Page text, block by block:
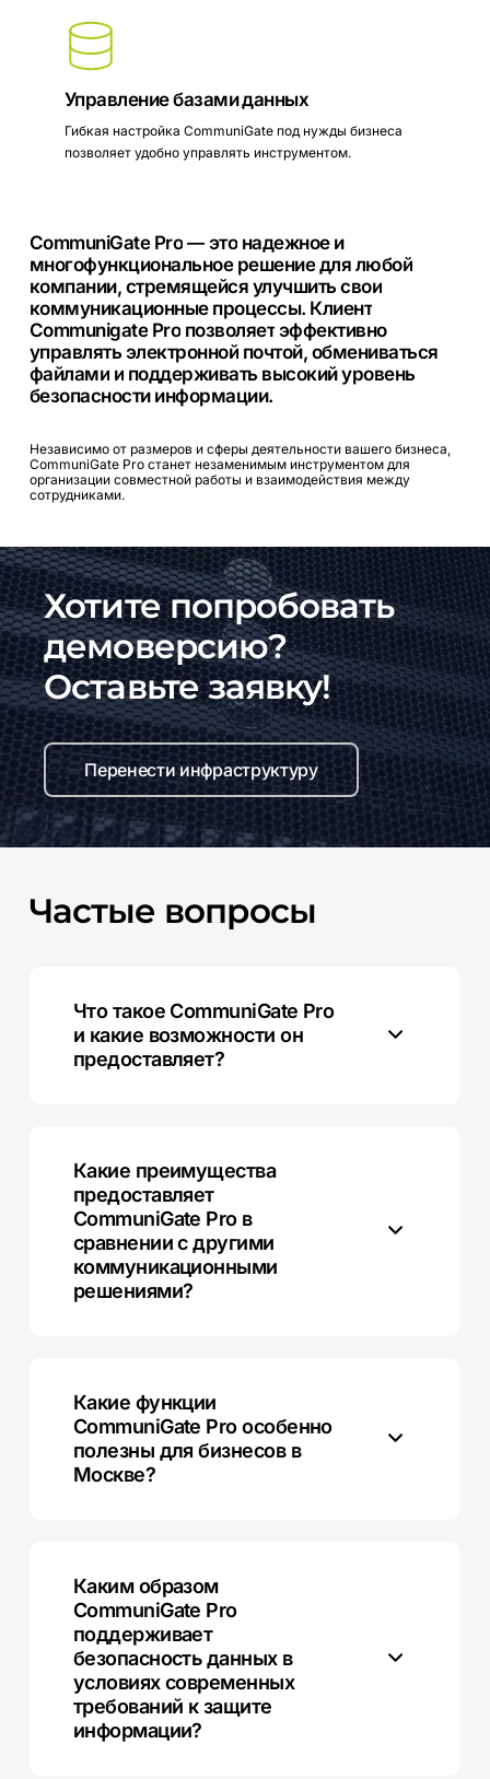
Управление базами данных
Гибкая настройка CommuniGate под нужды бизнеса
позволяет удобно управлять инструментом.
CommuniGate Pro — это надежное и
многофункциональное решение для любой
компании, стремящейся улучшить свои
коммуникационные процессы. Клиент
Communigate Pro позволяет эффективно
управлять электронной почтой, обмениваться
файлами и поддерживать высокийуровень
безопасности информации.
Независимо от размеров и сферы деятельности вашего бизнеса,
CommuniGate Pro станет незаменимым инструментом для
организации совместной работы и взаимодействия между
сотрудниками.
Хотите попробовать
демоверсию?
Оставьте заявку!
Перенести инфраструктуру
Частые вопросы
Что такое CommuniGate Pro
и какие возможности он
предоставляет?
сервер. Он обеспечивает высокую надежность и
масштабируемость для компаний.
Какие преимущества
предоставляет
CommuniGate Pro в
сравнении с другими
коммуникационными
решениями?
коммуникаций. Он также масштабируется в
зависимости от потребностей бизнеса.
Какие функции
CommuniGate Pro особенно
полезны для бизнесов в
Москве?
особенно важно для компаний, ориентированных на
высококачественные коммуникации.
Каким образом
CommuniGate Pro
поддерживает
безопасность данных в
условиях современных
требований к защите
информации?